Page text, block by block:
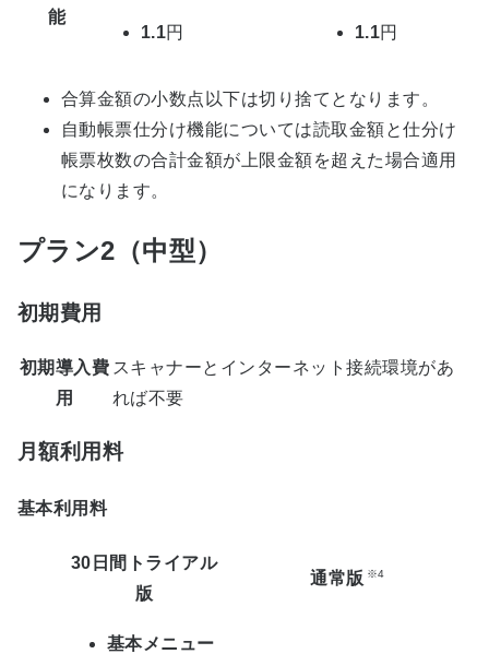
能
1.1円 1.1円
合算金額の小数点以下は切り捨てとなります。
自動帳票仕分け機能については読取金額と仕分け
帳票枚数の合計金額が上限金額を超えた場合適用
になります。
プラン2（中型）
初期費用
初期導入費
用
スキャナーとインターネット接続環境があ
れば不要
月額利用料
基本利用料
30日間トライアル
版
通常版 ※4
基本メニュー